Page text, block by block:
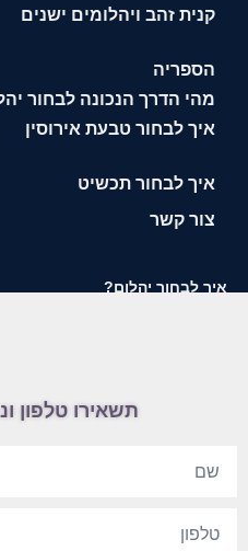
קנית זהב ויהלומים ישנים
הספריה
מהי הדרך הנכונה לבחור
איך לבחור טבעת אירוסין
איך לבחור תכשיט
צור קשר
איך לבחור יהלום?
תשאירו טלפון